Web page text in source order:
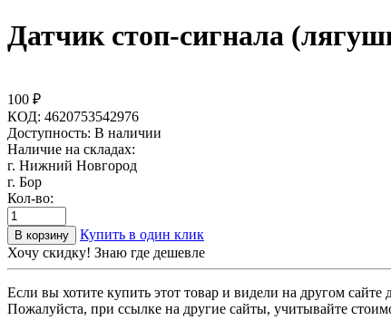
Датчик стоп-сигнала
100 ₽
КОД: 4620753542976
Доступность: В наличии
Наличие на складах:
г. Нижний Новгород
г. Бор
Кол-во:
В корзину
Купить в один клик
Хочу скидку! Знаю где дешевле
Если вы хотите купить этот товар и видели на другом
Пожалуйста, при ссылке на другие сайты, учитывайте